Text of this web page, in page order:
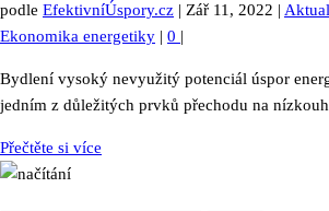
podle EfektivníÚspory.cz | Zář 11, 2022 |
Ekonomika energetiky | 0 |
Bydlení vysoký nevyužitý potenciál úspor
jedním z důležitých prvků přechodu na
Přečtěte si více